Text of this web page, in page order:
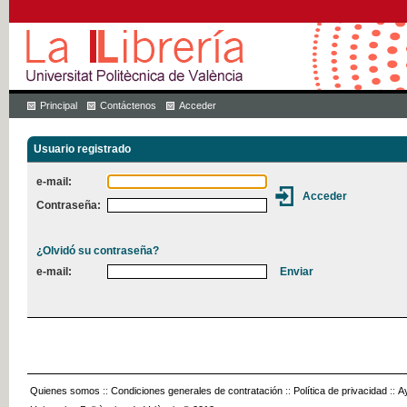
Principal Contáctenos Acceder
Usuario registrado
e-mail:
Contraseña:
¿Olvidó su contraseña?
e-mail:
Quienes somos :: Condiciones generales de contratación :: Política de privacidad ::